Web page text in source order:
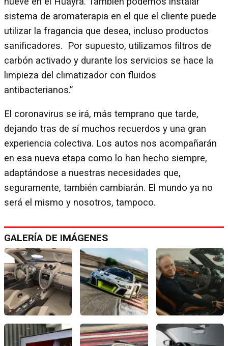
sistema de aromaterapia en el que el cliente puede
utilizar la fragancia que desea, incluso productos
sanificadores. Por supuesto, utilizamos filtros de
carbón activado y durante los servicios se hace la
limpieza del climatizador con fluidos
antibacterianos.”
El coronavirus se irá, más temprano que tarde,
dejando tras de sí muchos recuerdos y una gran
experiencia colectiva. Los autos nos acompañarán
en esa nueva etapa como lo han hecho siempre,
adaptándose a nuestras necesidades que,
seguramente, también cambiarán. El mundo ya no
será el mismo y nosotros, tampoco.
GALERÍA DE IMÁGENES